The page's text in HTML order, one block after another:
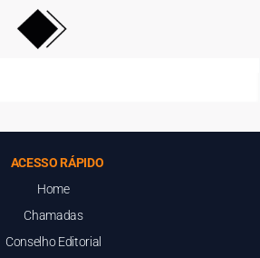
ACESSO RÁPIDO
Home
Chamadas
Conselho Editorial